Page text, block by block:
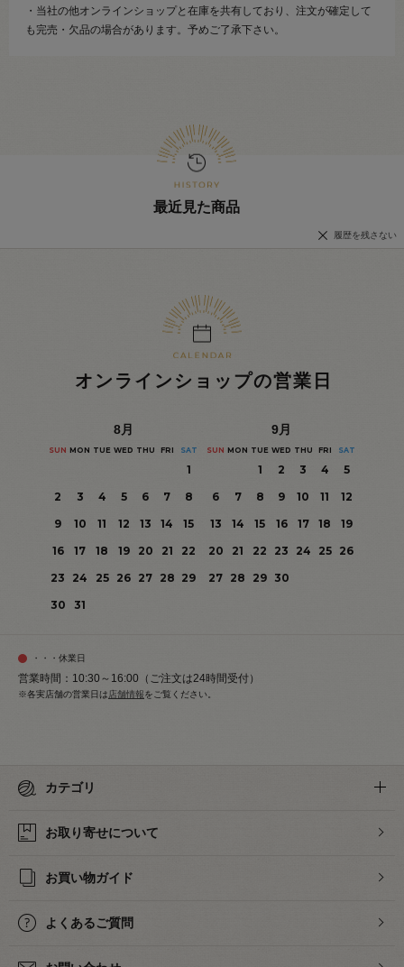
・当社の他オンラインショップと在庫を共有しており、注文が確定して
も完売・欠品の場合があります。予めご了承下さい。
最近見た商品
履歴を残さない
オンラインショップの営業日
8月
SUN MON TUE WED THU FRI SAT
1
2
3 4 5 6 7
8
9
10 11 12 13 14
15
16
17 18 19 20 21
22
23
24 25 26 27 28 29
30
31
9月
SUN MON TUE WED THU FRI SAT
1 2 3 4
5
6
7 8 9 10 11
12
13
14 15 16 17 18
19
20
21 22 23 24 25
26
27 28 29 30
・・・休業日
営業時間：10:30～16:00（ご注文は24時間受付）
※各実店舗の営業日は 店舗情報をご覧ください。
カテゴリ
お取り寄せについて
お買い物ガイド
よくあるご質問